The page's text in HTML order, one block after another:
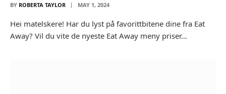
BY ROBERTA TAYLOR MAY 1, 2024
Hei matelskere! Har du lyst på favorittbitene dine fra Eat
Away? Vil du vite de nyeste Eat Away meny priser…